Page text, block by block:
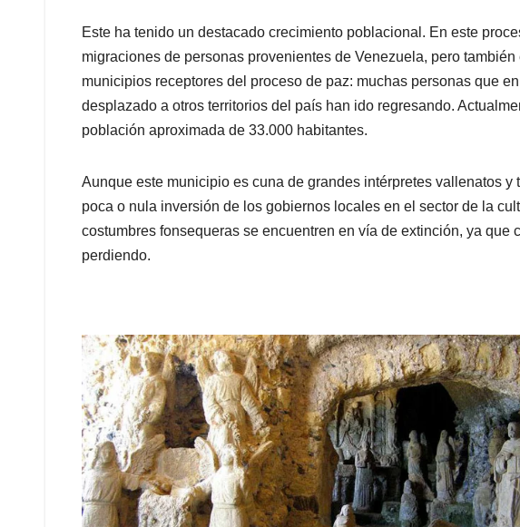
Este ha tenido un destacado crecimiento poblacional. En este
migraciones de personas provenientes de Venezuela, pero
municipios receptores del proceso de paz: muchas personas que
desplazado a otros territorios del país han ido regresando.
población aproximada de 33.000 habitantes.
Aunque este municipio es cuna de grandes intérpretes vallenatos y
poca o nula inversión de los gobiernos locales en el sector de la
costumbres fonsequeras se encuentren en vía de extinción, ya que
perdiendo.